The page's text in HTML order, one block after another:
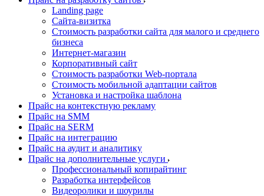
Landing page
Cайта-визитка
Стоимость разработки сайта для малого и среднего
бизнеса
Интернет-магазин
Корпоративный сайт
Стоимость разработки Web-портала
Стоимость мобильной адаптации сайтов
Установка и настройка шаблона
Прайс на контекстную рекламу
Прайс на SMM
Прайс на SERM
Прайс на интеграцию
Прайс на аудит и аналитику
Прайс на дополнительные услуги
Профессиональный копирайтинг
Разработка интерфейсов
Видеоролики и шоурилы